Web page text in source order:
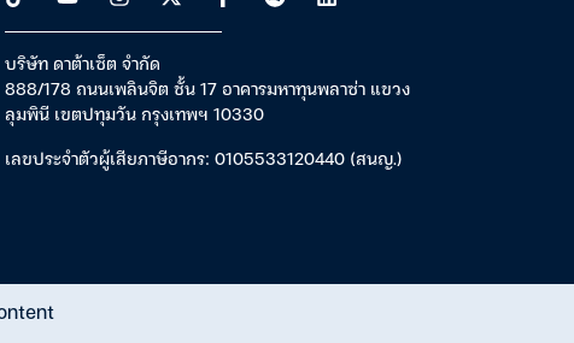
บริษัท ดาต้าเซ็ต จำกัด
888/178 ถนนเพลินจิต ชั้น 17 อาคารมหาทุนพลาซ่า แขวง
ลุมพินี เขตปทุมวัน กรุงเทพฯ 10330
เลขประจำตัวผู้เสียภาษีอากร: 0105533120440 (สนญ.)